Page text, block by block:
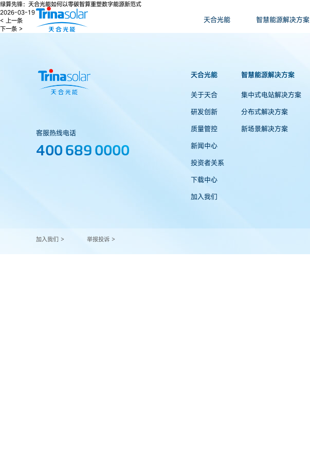
天合光能 智慧能源解决方案
绿算先锋：天合光能如何以零碳智算重塑数字能源新范式
2026-03-19
< 上一条
下一条 >
客服热线电话
400 689 0000
天合光能
关于天合
研发创新
质量管控
新闻中心
投资者关系
下载中心
加入我们
智慧能源解决方案
集中式电站解决方案
分布式解决方案
新场景解决方案
加入我们 > 举报投诉 >